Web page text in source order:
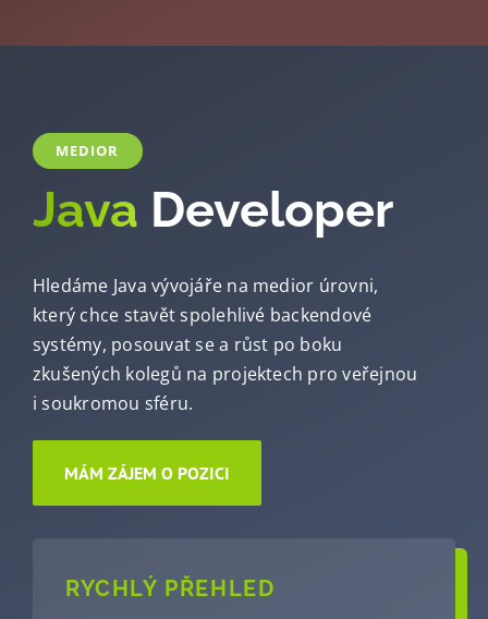
Kontakt
MEDIOR
Java Developer
Hledáme Java vývojáře na medior úrovni,
který chce stavět spolehlivé backendové
systémy, posouvat se a růst po boku
zkušených kolegů na projektech pro veřejnou
i soukromou sféru.
MÁM ZÁJEM O POZICI
RYCHLÝ PŘEHLED